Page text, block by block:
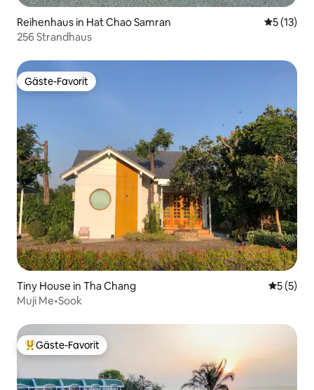
Reihenhaus in Hat Chao Samran
5 (13)
256 Strandhaus
Gäste-Favorit
Gäste-Favorit
Tiny House in Tha Chang
5 (5)
Muji Me•Sook
Beliebter Gäste-Favorit.
Gäste-Favorit